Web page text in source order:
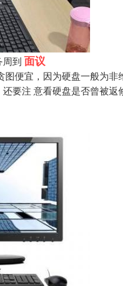
到 面议
便宜，因为硬盘一般为
要注 意看硬盘是否曾被